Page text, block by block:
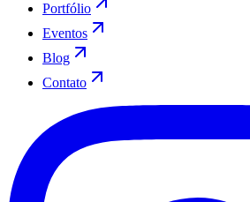
Portfólio
Eventos
Blog
Contato